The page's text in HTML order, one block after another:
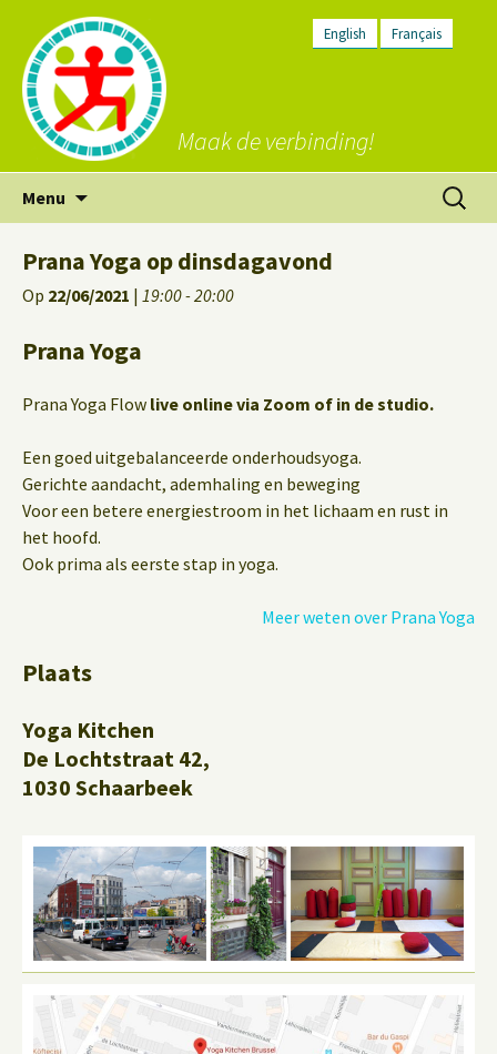
English Français
Maak de verbinding!
Menu
inhoud
Zoeken
naar:
Prana Yoga op dinsdagavond
Op 22/06/2021 | 19:00 - 20:00
Prana Yoga
Prana Yoga Flow live online via Zoom of in de studio.
Een goed uitgebalanceerde onderhoudsyoga.
Gerichte aandacht, ademhaling en beweging
Voor een betere energiestroom in het lichaam en rust in
het hoofd.
Ook prima als eerste stap in yoga.
Meer weten over Prana Yoga
Plaats
Yoga Kitchen
De Lochtstraat 42,
1030 Schaarbeek